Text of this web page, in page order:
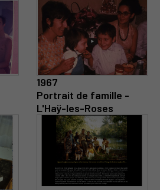
1967
Portrait de famille -
L'Haÿ-les-Roses